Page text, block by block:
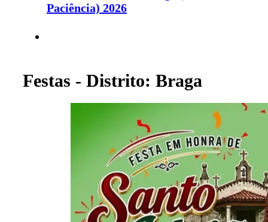
Paciência) 2026
Festas - Distrito: Braga